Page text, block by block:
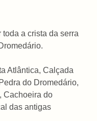
toda a crista da serra
Atlântica, Calçada
do Dromedário,
Cachoeira do
das antigas